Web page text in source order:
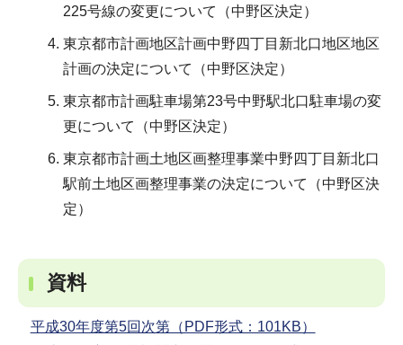
225号線の変更について（中野区決定）
東京都市計画地区計画中野四丁目新北口地区地区
計画の決定について（中野区決定）
東京都市計画駐車場第23号中野駅北口駐車場の変
更について（中野区決定）
東京都市計画土地区画整理事業中野四丁目新北口
駅前土地区画整理事業の決定について（中野区決
定）
資料
平成30年度第5回次第（PDF形式：101KB）